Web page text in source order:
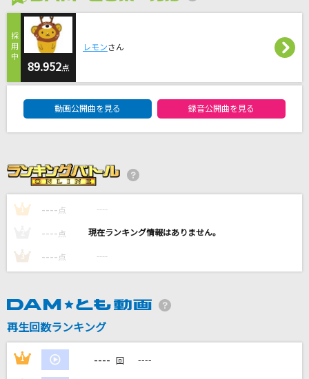
一分一秒君と僕の
HoneyWorks meets スフィア
仮契約のシンデレラ
私立恵比寿中学
大黒摩季
私は、わたしの事が好き。
BURN
THE YELLOW MONKEY
君のまま
百足&韻マン
89.952点
レモンさん
動画公開曲を見る 録音公開曲を見る
1 ---- 点 ----
---- 点 ----
3 ---- 点 ----
再生回数ランキング
1 ---- 回 ----